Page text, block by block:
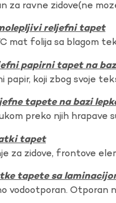
za ravne zidove(ne
reljefni tapet
mat folija sa blagom
papirni tapet na
papir, koji zbog svoje
tapete na bazi
preko njih hrapave
tapet
za zidove, frontove
tapete sa
vodootporan. Otporan